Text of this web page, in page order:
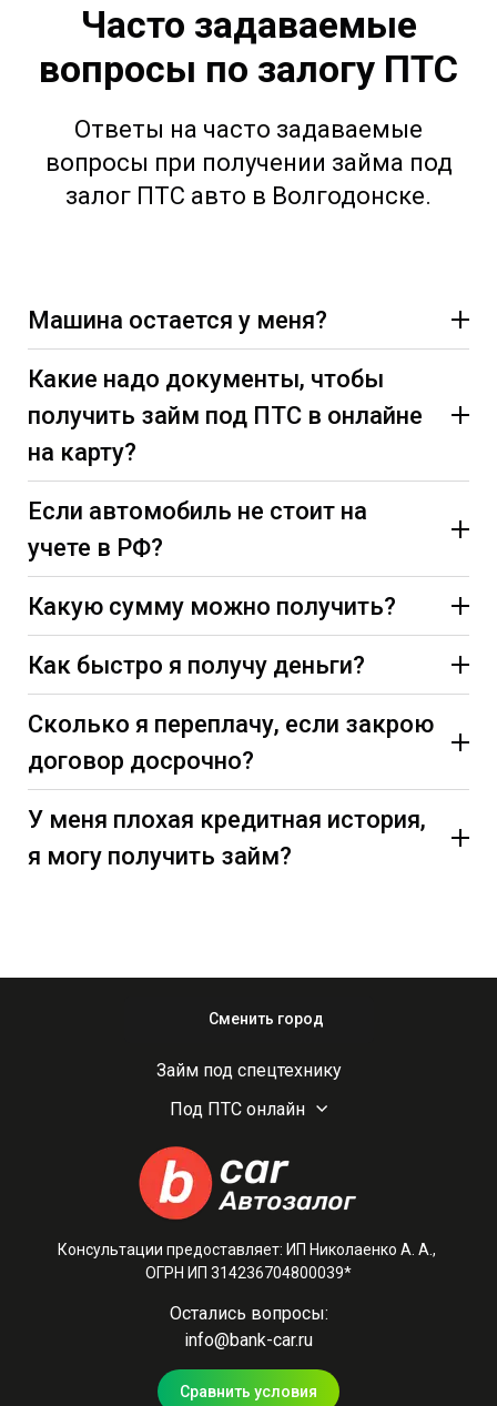
Часто задаваемые
вопросы по залогу ПТС
Ответы на часто задаваемые
вопросы при получении займа под
залог ПТС авто в Волгодонске.
Машина остается у меня?
Какие надо документы, чтобы
получить займ под ПТС в онлайне
на карту?
Если автомобиль не стоит на
учете в РФ?
Какую сумму можно получить?
Как быстро я получу деньги?
Сколько я переплачу, если закрою
договор досрочно?
У меня плохая кредитная история,
я могу получить займ?
Сменить город
Займ под спецтехнику
Под ПТС онлайн
Консультации предоставляет: ИП Николаенко А. А.,
ОГРН ИП 314236704800039*
Остались вопросы:
info@bank-car.ru
Сравнить условия